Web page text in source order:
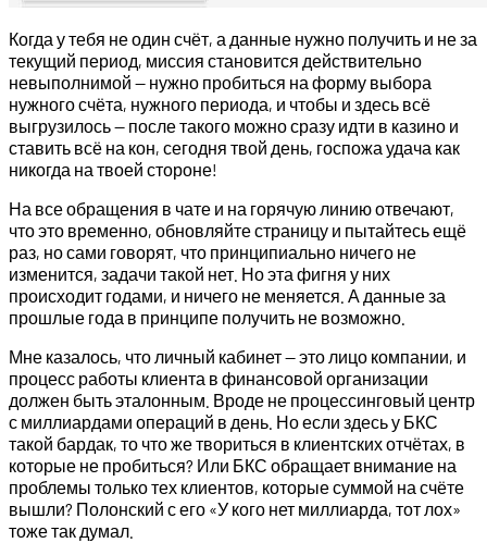
Когда у тебя не один счёт, а данные нужно получить и не за
текущий период, миссия становится действительно
невыполнимой — нужно пробиться на форму выбора
нужного счёта, нужного периода, и чтобы и здесь всё
выгрузилось — после такого можно сразу идти в казино и
ставить всё на кон, сегодня твой день, госпожа удача как
никогда на твоей стороне!
На все обращения в чате и на горячую линию отвечают,
что это временно, обновляйте страницу и пытайтесь ещё
раз, но сами говорят, что принципиально ничего не
изменится, задачи такой нет. Но эта фигня у них
происходит годами, и ничего не меняется. А данные за
прошлые года в принципе получить не возможно.
Мне казалось, что личный кабинет — это лицо компании, и
процесс работы клиента в финансовой организации
должен быть эталонным. Вроде не процессинговый центр
с миллиардами операций в день. Но если здесь у БКС
такой бардак, то что же твориться в клиентских отчётах, в
которые не пробиться? Или БКС обращает внимание на
проблемы только тех клиентов, которые суммой на счёте
вышли? Полонский с его «У кого нет миллиарда, тот лох»
тоже так думал.